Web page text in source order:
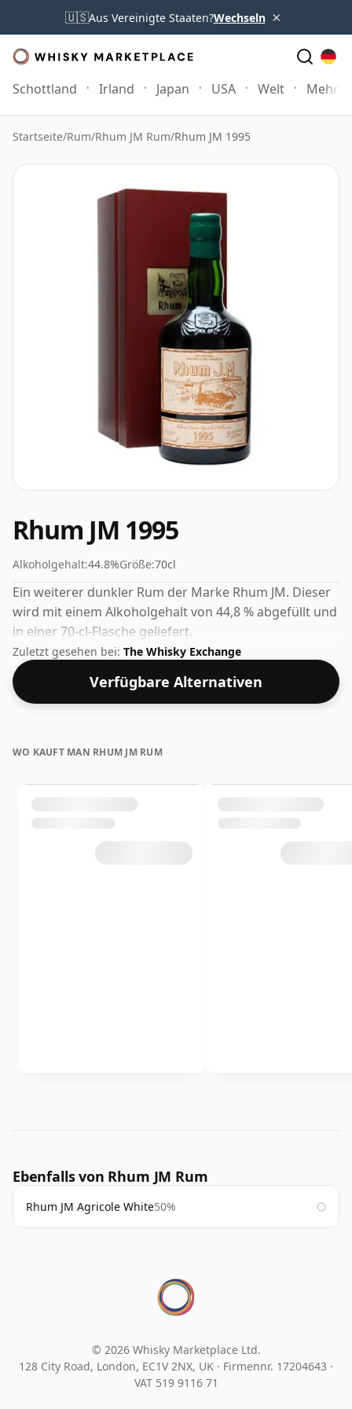
🇺🇸Aus Vereinigte Staaten?Wechseln ×
Schottland Irland Japan USA Welt Mehr
Startseite/Rum/Rhum JM Rum/Rhum JM 1995
Rhum JM 1995
Alkoholgehalt:44.8%Größe:70cl
Ein weiterer dunkler Rum der Marke Rhum JM. Dieser
wird mit einem Alkoholgehalt von 44,8 % abgefüllt und
in einer 70-cl-Flasche geliefert.
Zuletzt gesehen bei: The Whisky Exchange
Verfügbare Alternativen
WO KAUFT MAN RHUM JM RUM
Ebenfalls von Rhum JM Rum
Rhum JM Agricole White50%
© 2026 Whisky Marketplace Ltd.
128 City Road, London, EC1V 2NX, UK · Firmennr. 17204643 ·
VAT 519 9116 71